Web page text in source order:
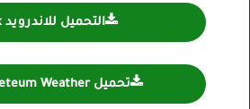
التحميل للاندرويد APk
تحميل Meteum Weather مهكر